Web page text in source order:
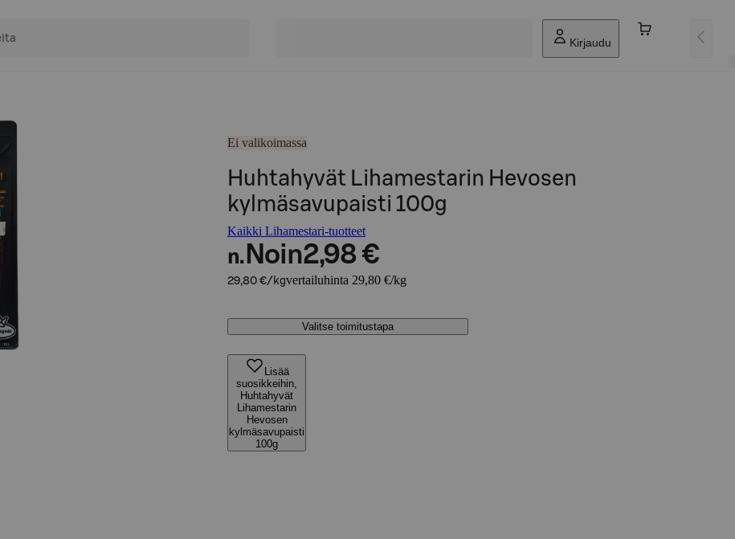
Kirjaudu
Ei valikoimassa
Huhtahyvät Lihamestarin Hevosen
kylmäsavupaisti 100g
Kaikki Lihamestari-tuotteet
n. Noin2,98 €
29,80 €/kgvertailuhinta 29,80 €/kg
Valitse toimitustapa
Lisää
suosikkeihin,
Huhtahyvät
Lihamestarin
Hevosen
kylmäsavupaisti
100g